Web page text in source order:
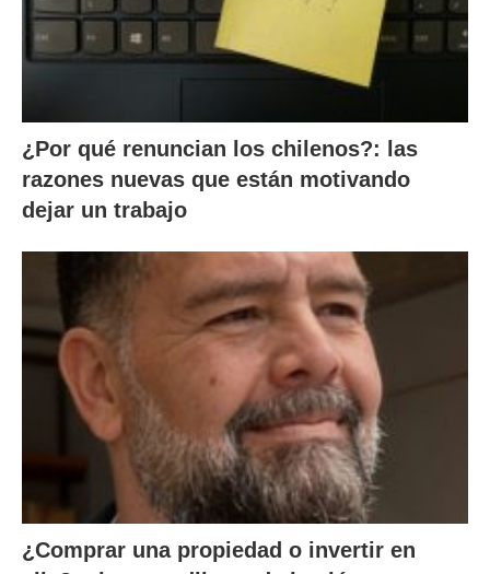
¿Por qué renuncian los chilenos?: las
razones nuevas que están motivando
dejar un trabajo
¿Comprar una propiedad o invertir en